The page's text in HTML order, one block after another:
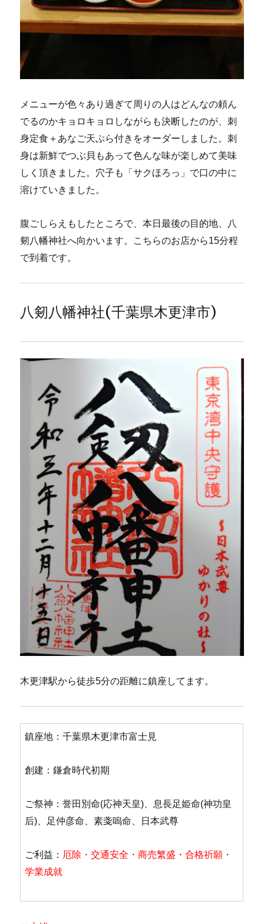
メニューが色々あり過ぎて周りの人はどんなの頼ん
でるのかキョロキョロしながらも決断したのが、刺
身定食＋あなご天ぷら付きをオーダーしました。刺
身は新鮮でつぶ貝もあって色んな味が楽しめて美味
しく頂きました。穴子も「サクほろっ」で口の中に
溶けていきました。
腹ごしらえもしたところで、本日最後の目的地、八
剱八幡神社へ向かいます。こちらのお店から15分程
で到着です。
八剱八幡神社(千葉県木更津市)
木更津駅から徒歩5分の距離に鎮座してます。
鎮座地：千葉県木更津市富士見
創建：鎌倉時代初期
ご祭神：誉田別命(応神天皇)、息長足姫命(神功皇
后)、足仲彦命、素戔嗚命、日本武尊
ご利益： 厄除・交通安全・商売繁盛・合格祈願・
学業成就